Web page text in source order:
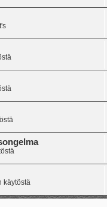
käytöstä